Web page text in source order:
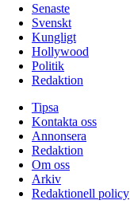
Senaste
Svenskt
Kungligt
Hollywood
Politik
Redaktion
Tipsa
Kontakta oss
Annonsera
Redaktion
Om oss
Arkiv
Redaktionell policy